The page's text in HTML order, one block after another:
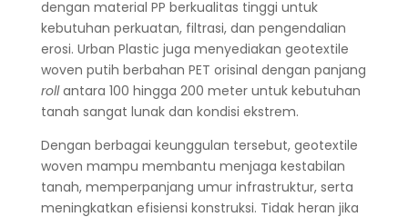
dengan material PP berkualitas tinggi untuk
kebutuhan perkuatan, filtrasi, dan pengendalian
erosi. Urban Plastic juga menyediakan geotextile
woven putih berbahan PET orisinal dengan panjang
rollantara 100 hingga 200 meter untuk kebutuhan
tanah sangat lunak dan kondisi ekstrem.
Dengan berbagai keunggulan tersebut, geotextile
woven mampu membantu menjaga kestabilan
tanah, memperpanjang umur infrastruktur, serta
meningkatkan efisiensi konstruksi. Tidak heran jika